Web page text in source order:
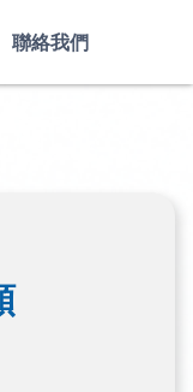
聯絡我們